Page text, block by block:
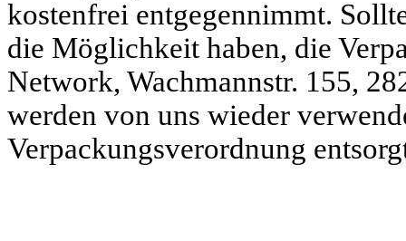
kostenfrei entgegennimmt.
die Möglichkeit haben, die
Network, Wachmannstr. 155,
werden von uns wieder
Verpackungsverordnung